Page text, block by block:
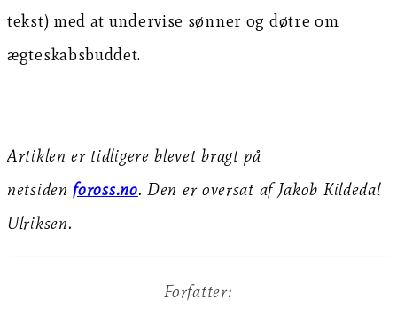
tekst) med at undervise sønner og døtre om
ægteskabsbuddet.
Artiklen er tidligere blevet bragt på
netsidenfoross.no. Den er oversat af Jakob Kildedal
Ulriksen.
Forfatter: